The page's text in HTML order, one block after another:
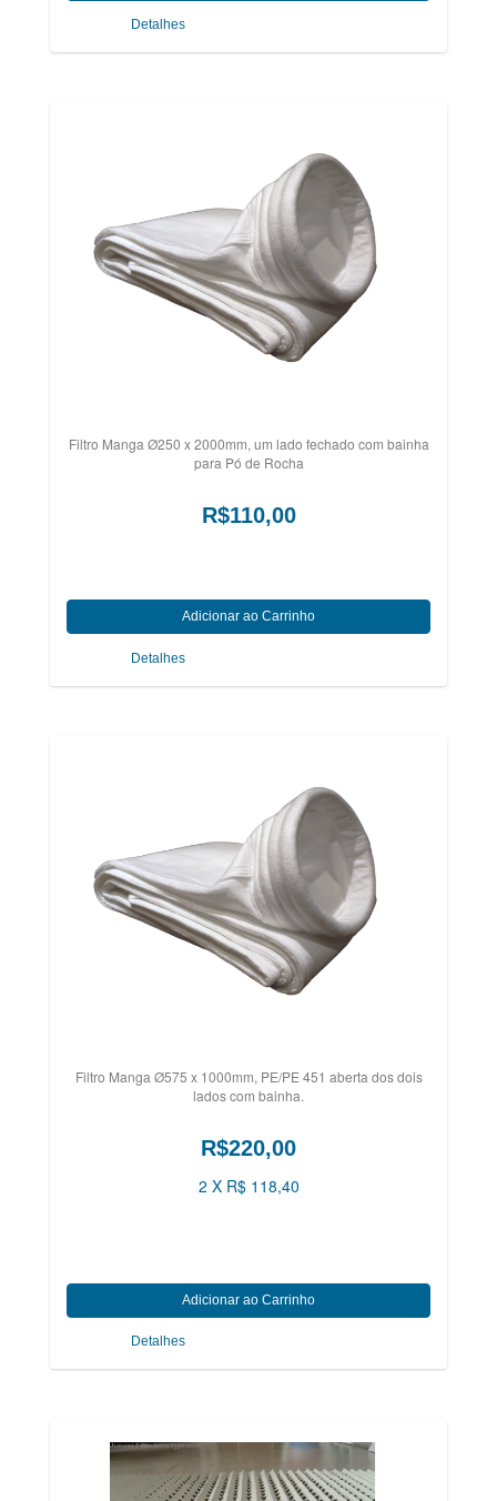
Detalhes
Filtro Manga Ø250 x 2000mm, um lado fechado com bainha
para Pó de Rocha
R$110,00
Detalhes
Filtro Manga Ø575 x 1000mm, PE/PE 451 aberta dos dois
lados com bainha.
R$220,00
2 X R$ 118,40
Detalhes